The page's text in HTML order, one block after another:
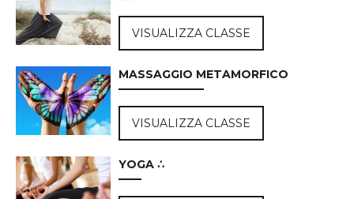
VISUALIZZA CLASSE
MASSAGGIO METAMORFICO
VISUALIZZA CLASSE
YOGA ∴